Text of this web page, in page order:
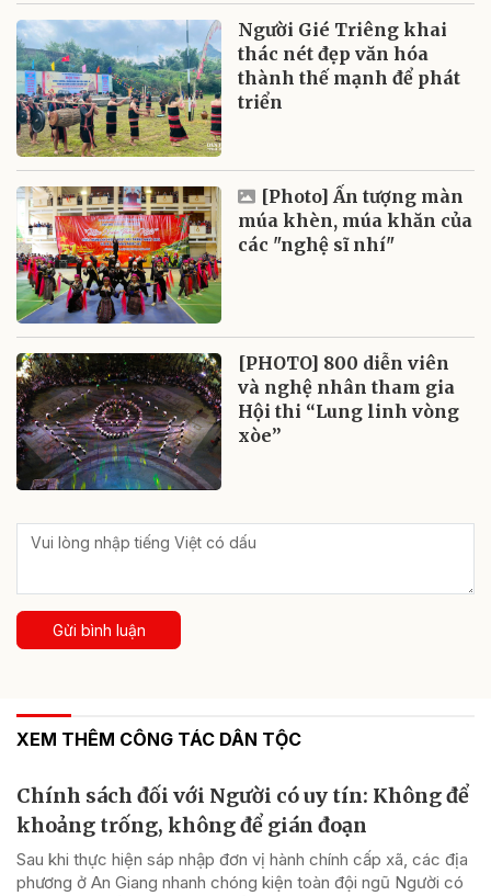
Người Gié Triêng khai
thác nét đẹp văn hóa
thành thế mạnh để phát
triển
[Photo] Ấn tượng màn
múa khèn, múa khăn của
các "nghệ sĩ nhí"
[PHOTO] 800 diễn viên
và nghệ nhân tham gia
Hội thi “Lung linh vòng
xòe”
Gửi bình luận
XEM THÊM CÔNG TÁC DÂN TỘC
Chính sách đối với Người có uy tín: Không để
khoảng trống, không để gián đoạn
Sau khi thực hiện sáp nhập đơn vị hành chính cấp xã, các địa
phương ở An Giang nhanh chóng kiện toàn đội ngũ Người có